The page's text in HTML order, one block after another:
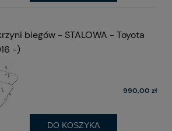
biegów - STALOWA - Toyota
-)
990,00 zł
DO KOSZYKA